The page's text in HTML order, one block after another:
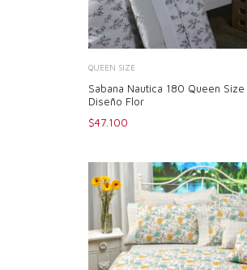
QUEEN SIZE
Sabana Nautica 180 Queen Size
Diseño Flor
$47.100